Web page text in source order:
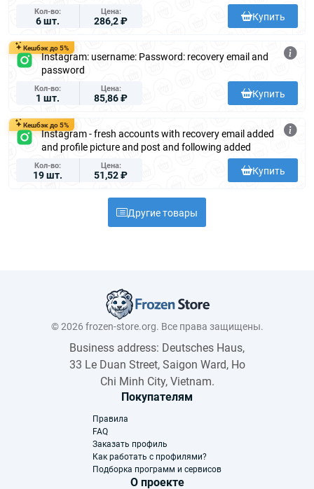
Кол-во
6 шт.
Цена
286,2 ₽ Купить
Кешбэк до 5%
Instagram: username: Password: recovery email and
password
Кол-во
1 шт.
Цена
85,86 ₽ Купить
Кешбэк до 5%
Instagram - fresh accounts with recovery email added
and profile picture and post and following added
Кол-во
19 шт.
Цена
51,52 ₽ Купить
Другие товары
© 2026 frozen-store.org. Все права защищены.
Business address: Deutsches Haus,
33 Le Duan Street, Saigon Ward, Ho
Chi Minh City, Vietnam.
Покупателям
Правила
FAQ
Заказать профиль
Как работать с профилями?
Подборка программ и сервисов
О проекте